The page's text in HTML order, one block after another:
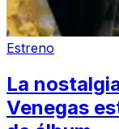
Estreno
La
Venegas